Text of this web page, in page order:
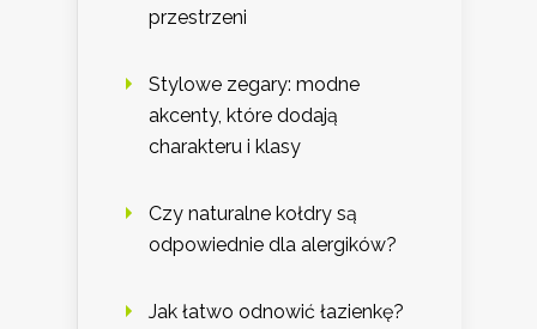
przestrzeni
Stylowe zegary: modne
akcenty, które dodają
charakteru i klasy
Czy naturalne kołdry są
odpowiednie dla alergików?
Jak łatwo odnowić łazienkę?